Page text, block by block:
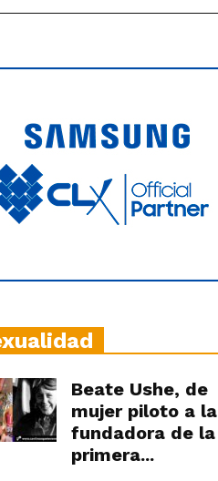
Beate Ushe, de
mujer piloto a la
fundadora de la
primera...